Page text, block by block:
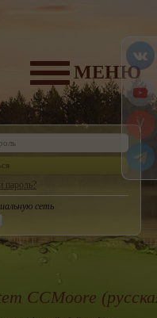
МЕНЮ
пароль?
сеть
CCMoore